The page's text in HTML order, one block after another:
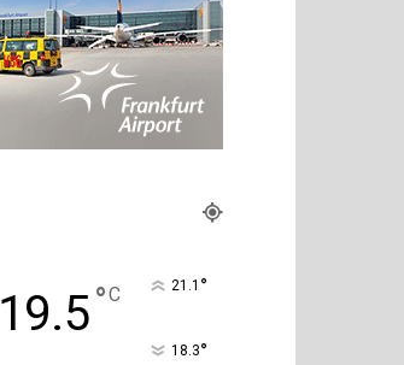
19.5°C 21.1 °
18.3°